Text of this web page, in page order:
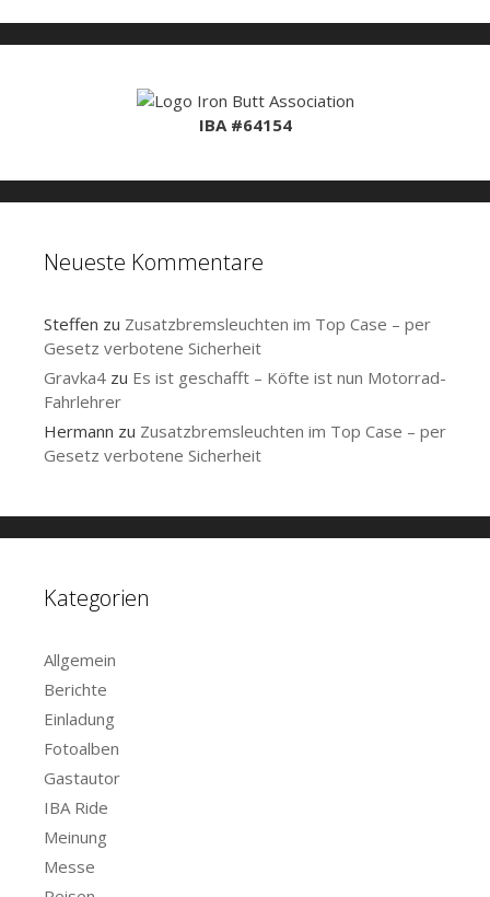
IBA #64154
Neueste Kommentare
Steffen zu Zusatzbremsleuchten im Top Case – per
Gesetz verbotene Sicherheit
Gravka4 zu Es ist geschafft – Köfte ist nun Motorrad-
Fahrlehrer
Hermann zu Zusatzbremsleuchten im Top Case – per
Gesetz verbotene Sicherheit
Kategorien
Allgemein
Berichte
Einladung
Fotoalben
Gastautor
IBA Ride
Meinung
Messe